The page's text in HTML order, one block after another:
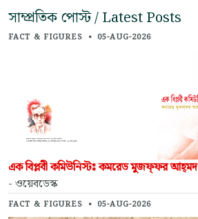
সাম্প্রতিক পোস্ট / Latest Posts
FACT & FIGURES • 05-AUG-2026
এক বিপ্লবী কমিউনিস্টঃ কমরেড মুজফ্‌ফর আহ্‌মদ
- ওয়েবডেস্ক
FACT & FIGURES • 05-AUG-2026